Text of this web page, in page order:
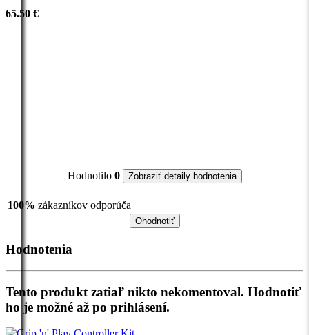
65.50 €
Hodnotilo 0 Zobraziť detaily hodnotenia
100% zákazníkov odporúča
Ohodnotiť
Hodnotenia
Tento produkt zatiaľ nikto nekomentoval. Hodnotiť
ho je možné až po prihlásení.